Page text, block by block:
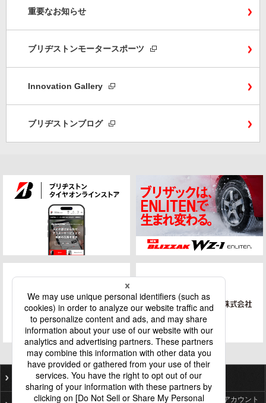
重要なお知らせ
ブリヂストンモータースポーツ
Innovation Gallery
ブリヂストンブログ
ご利用にあたって 個人情報保護基本方針
ソーシャルメディア公式アカウント